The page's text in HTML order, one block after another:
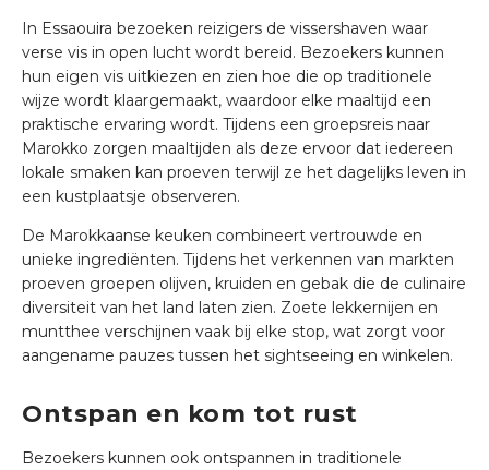
In Essaouira bezoeken reizigers de vissershaven waar
verse vis in open lucht wordt bereid. Bezoekers kunnen
hun eigen vis uitkiezen en zien hoe die op traditionele
wijze wordt klaargemaakt, waardoor elke maaltijd een
praktische ervaring wordt. Tijdens een groepsreis naar
Marokko zorgen maaltijden als deze ervoor dat iedereen
lokale smaken kan proeven terwijl ze het dagelijks leven in
een kustplaatsje observeren.
De Marokkaanse keuken combineert vertrouwde en
unieke ingrediënten. Tijdens het verkennen van markten
proeven groepen olijven, kruiden en gebak die de culinaire
diversiteit van het land laten zien. Zoete lekkernijen en
muntthee verschijnen vaak bij elke stop, wat zorgt voor
aangename pauzes tussen het sightseeing en winkelen.
Ontspan en kom tot rust
Bezoekers kunnen ook ontspannen in traditionele